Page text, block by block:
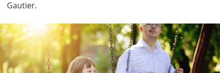
Gautier.